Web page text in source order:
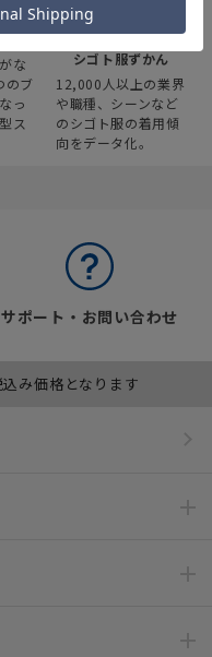
な
のブ
っ
ス
みんなの
シゴト服ずかん
12,000人以上の業界
や職種、シーンなど
のシゴト服の着用傾
向をデータ化。
サポート・お問い合わせ
み価格となります